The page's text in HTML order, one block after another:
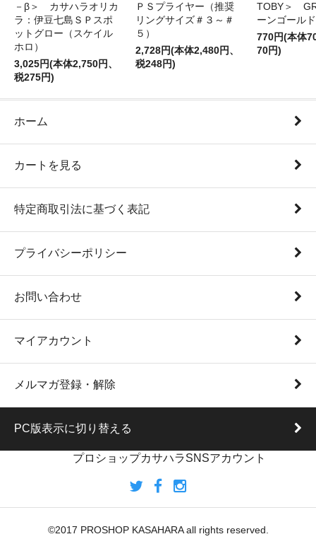
－β＞ カサハラオリカ
ラ：伊豆七島ＳＰスポ
ットグロー（スケイル
ホロ）
3,025円(本体2,750円、
税275円)
ＰＳプライヤー（推奨
リングサイズ＃３～＃
５）
2,728円(本体2,480円、
税248円)
TOBY＞
ーンゴールド
770円(本体
70円)
ホーム
カートを見る
特定商取引法に基づく表記
プライバシーポリシー
お問い合わせ
マイアカウント
メルマガ登録・解除
PC版表示に切り替える
プロショップカサハラSNSアカウント
©2017 PROSHOP KASAHARA all rights reserved.